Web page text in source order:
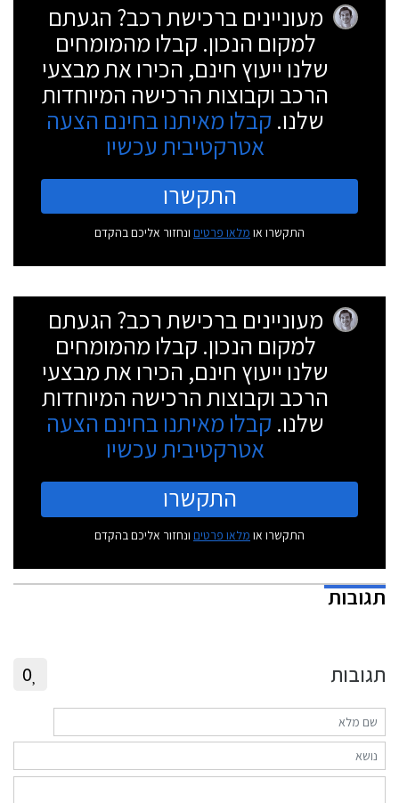
מעוניינים ברכישת רכב? הגעתם
למקום הנכון. קבלו מהמומחים
שלנו ייעוץ חינם, הכירו את מבצעי
הרכב וקבוצות הרכישה המיוחדות
שלנו. קבלו מאיתנו בחינם הצעה
אטרקטיבית עכשיו
התקשרו
התקשרו או מלאו פרטים ונחזור אליכם בהקדם
מעוניינים ברכישת רכב? הגעתם
למקום הנכון. קבלו מהמומחים
שלנו ייעוץ חינם, הכירו את מבצעי
הרכב וקבוצות הרכישה המיוחדות
שלנו. קבלו מאיתנו בחינם הצעה
אטרקטיבית עכשיו
התקשרו
התקשרו או מלאו פרטים ונחזור אליכם בהקדם
תגובות
תגובות 0